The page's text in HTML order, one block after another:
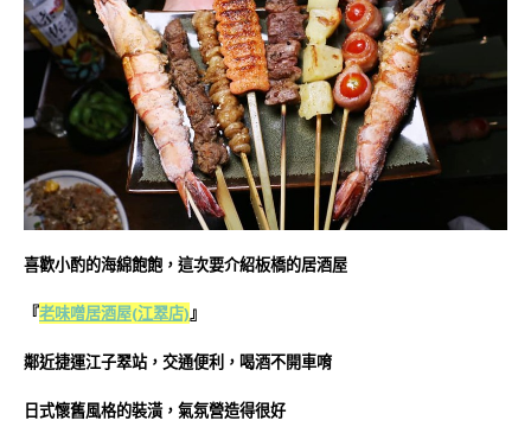
喜歡小酌的海綿飽飽，這次要介紹板橋的居酒屋
『老味噌居酒屋(江翠店)』
鄰近捷運江子翠站，交通便利，喝酒不開車唷
日式懷舊風格的裝潢，氣氛營造得很好